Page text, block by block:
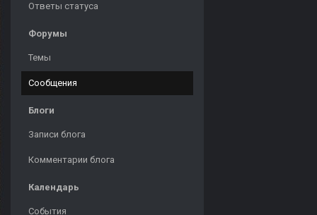
Ответы статуса
Форумы
Темы
Сообщения
Блоги
Записи блога
Комментарии блога
Календарь
События